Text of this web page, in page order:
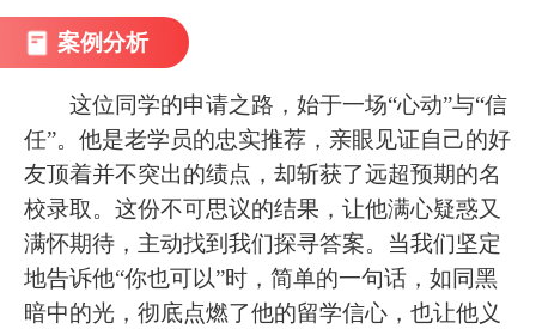
案例分析
这位同学的申请之路，始于一场“心动”与“信
任”。他是老学员的忠实推荐，亲眼见证自己的好
友顶着并不突出的绩点，却斩获了远超预期的名
校录取。这份不可思议的结果，让他满心疑惑又
满怀期待，主动找到我们探寻答案。当我们坚定
地告诉他“你也可以”时，简单的一句话，如同黑
暗中的光，彻底点燃了他的留学信心，也让他义